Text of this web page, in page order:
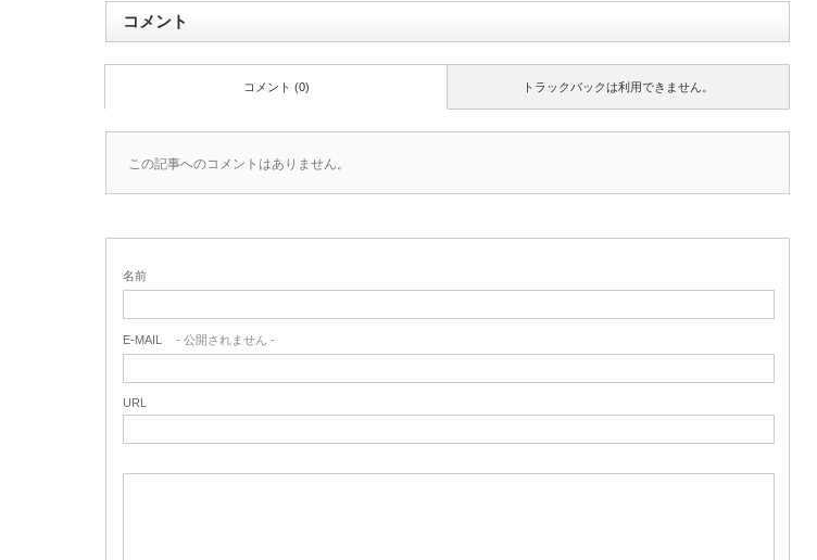
コメント
トラックバックは利用できません。
コメント (0)
この記事へのコメントはありません。
名前
E-MAIL - 公開されません -
URL